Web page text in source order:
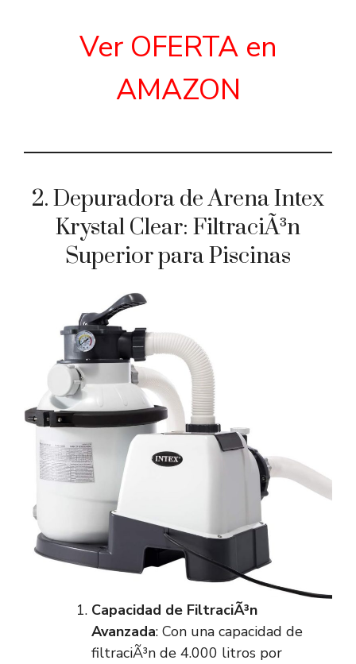
Ver OFERTA en
AMAZON
2. Depuradora de Arena Intex
Krystal Clear: FiltraciÃ³n
Superior para Piscinas
Capacidad de FiltraciÃ³n
Avanzada: Con una capacidad de
filtraciÃ³n de 4.000 litros por